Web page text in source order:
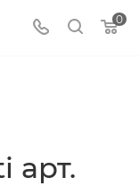
0
арт.